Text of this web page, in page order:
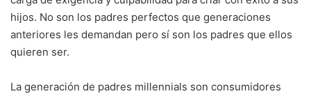
hijos. No son los padres perfectos que generaciones
anteriores les demandan pero sí son los padres que ellos
quieren ser.
La generación de padres millennials son consumidores